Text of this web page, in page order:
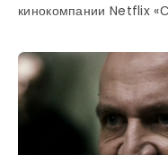
кинокомпании Netflix